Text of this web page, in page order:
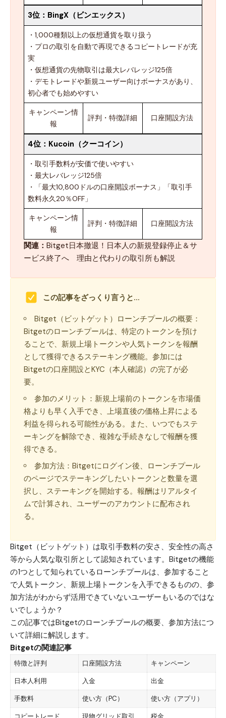
3位： BingX（ビンエックス）
・1,000種類以上の仮想通貨を取り扱う
・プロの取引を自動で再現できるコピートレードが充
実
・仮想通貨の先物取引は最大レバレッジ125倍
・デモトレードや新規ユーザー向けボーナスがあり、
初心者でも始めやすい
キャンペーン情
報
評判・特徴詳細 口座開設方法
4位： Kucoin（クーコイン）
・取引手数料が安価で使いやすい
・最大レバレッジ125倍
・「最大10,800ドルの口座開設ボーナス」「取引手
数料永久20％OFF」
キャンペーン情
報
評判・特徴詳細 口座開設方法
関連： Bitget日本撤退！日本人の新規登録停止＆サ
ービス終了へ 理由と代わりの取引所も解説
この記事をざっくり言うと…
Bitget（ビットゲット）ローンチプールの概要：
Bitgetのローンチプールは、特定のトークンを預け
ることで、新規上場トークンや人気トークンを報酬
として獲得できるステーキング機能。参加には
Bitgetの口座開設とKYC（本人確認）の完了が必
要。
参加のメリット：新規上場前のトークンを市場価
格よりも早く入手でき、上場直後の価格上昇による
利益を得られる可能性がある。また、いつでもステ
ーキングを解除でき、複雑な手続きなしで報酬を獲
得できる。
参加方法：Bitgetにログイン後、ローンチプール
のページでステーキングしたいトークンと数量を選
択し、ステーキングを開始する。報酬はリアルタイ
ムで計算され、ユーザーのアカウントに配布され
る。
Bitget（ビットゲット）は取引手数料の安さ、安全性の高さ
等から人気な取引所として認知されています。Bitgetの機能
の1つとして知られているローンチプールは、参加すること
で人気トークン、新規上場トークンを入手できるものの、参
加方法がわからず活用できていないユーザーもいるのではな
いでしょうか？
この記事ではBitgetのローンチプールの概要、参加方法につ
いて詳細に解説します。
Bitgetの関連記事
特徴と評判 口座開設方法 キャンペーン
日本人利用 入金 出金
手数料 使い方（PC） 使い方（アプリ）
コピートレード 現物グリッド取引 税金